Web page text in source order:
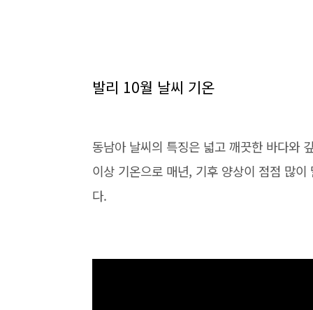
발리 10월 날씨 기온
동남아 날씨의 특징은 넓고 깨끗한 바다와
이상 기온으로 매년, 기후 양상이 점점 많
다.